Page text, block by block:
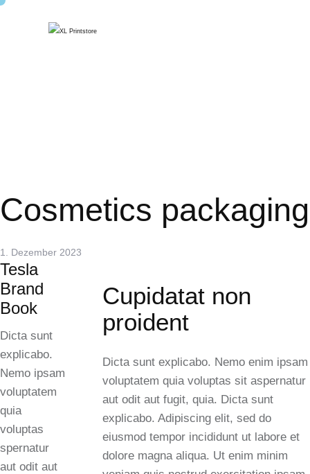
Cosmetics packaging
1. Dezember 2023
Tesla
Brand
Book
Dicta sunt
explicabo.
Nemo ipsam
voluptatem
quia
voluptas
spernatur
aut odit aut
Cupidatat non
proident
Dicta sunt explicabo. Nemo enim ipsam
voluptatem quia voluptas sit aspernatur
aut odit aut fugit, quia. Dicta sunt
explicabo. Adipiscing elit, sed do
eiusmod tempor incididunt ut labore et
dolore magna aliqua. Ut enim minim